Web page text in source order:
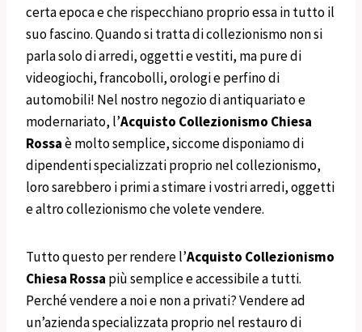
certa epoca e che rispecchiano proprio essa in tutto il
suo fascino. Quando si tratta di collezionismo non si
parla solo di arredi, oggetti e vestiti, ma pure di
videogiochi, francobolli, orologi e perfino di
automobili! Nel nostro negozio di antiquariato e
modernariato, l’Acquisto Collezionismo Chiesa
Rossaè molto semplice, siccome disponiamo di
dipendenti specializzati proprio nel collezionismo,
loro sarebbero i primi a stimare i vostri arredi, oggetti
e altro collezionismo che volete vendere.
Tutto questo per rendere l’Acquisto Collezionismo
Chiesa Rossa più semplice e accessibile a tutti.
Perché vendere a noi e non a privati? Vendere ad
un’azienda specializzata proprio nel restauro di